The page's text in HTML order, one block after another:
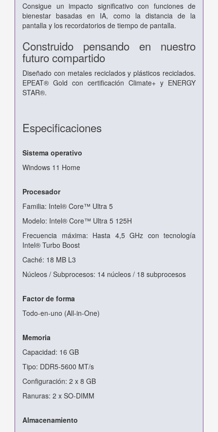
Consigue un impacto significativo con funciones de
bienestar basadas en IA, como la distancia de la
pantalla y los recordatorios de tiempo de pantalla.
Construido pensando en nuestro
futuro compartido
Diseñado con metales reciclados y plásticos reciclados.
EPEAT® Gold con certificación Climate+ y ENERGY
STAR®.
Especificaciones
Sistema operativo
Windows 11 Home
Procesador
Familia: Intel® Core™ Ultra 5
Modelo: Intel® Core™ Ultra 5 125H
Frecuencia máxima: Hasta 4,5 GHz con tecnología
Intel® Turbo Boost
Caché: 18 MB L3
Núcleos / Subprocesos: 14 núcleos / 18 subprocesos
Factor de forma
Todo-en-uno (All-in-One)
Memoria
Capacidad: 16 GB
Tipo: DDR5-5600 MT/s
Configuración: 2 x 8 GB
Ranuras: 2 x SO-DIMM
Almacenamiento